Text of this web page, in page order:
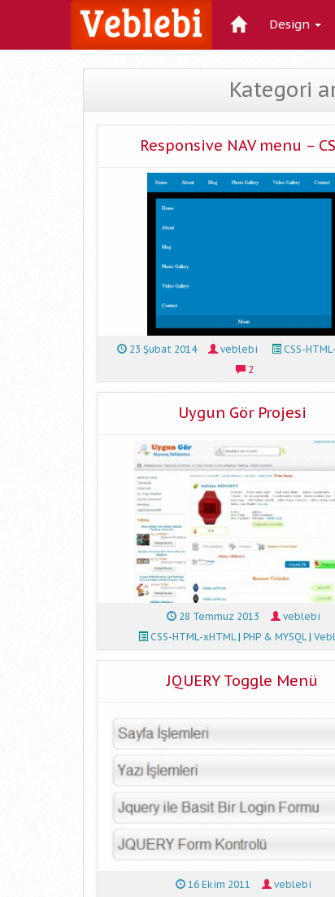
Design
Kategori
Responsive NAV menu –
23 Şubat 2014 veblebi
CSS-
2
Uygun Gör Projesi
28 Temmuz 2013
veblebi
CSS-HTML-xHTML| PHP & MYSQL|
JQUERY Toggle Menü
16 Ekim 2011
veblebi